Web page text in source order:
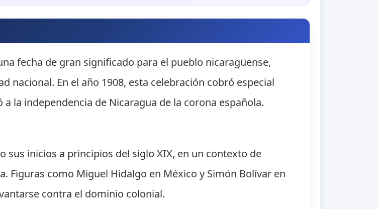
fecha de gran significado para el pueblo nicaragüense,
nacional. En el año 1908, esta celebración cobró especial
la independencia de Nicaragua de la corona española.
sus inicios a principios del siglo XIX, en un contexto de
Figuras como Miguel Hidalgo en México y Simón Bolívar en
contra el dominio colonial.